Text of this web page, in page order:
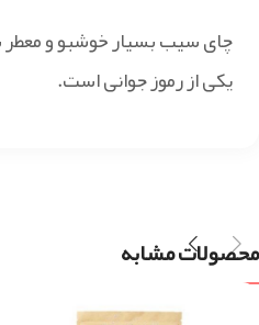
چای سیب بسیار خوشبو و
یکی از رموز جوانی است.
محصولات مشابه